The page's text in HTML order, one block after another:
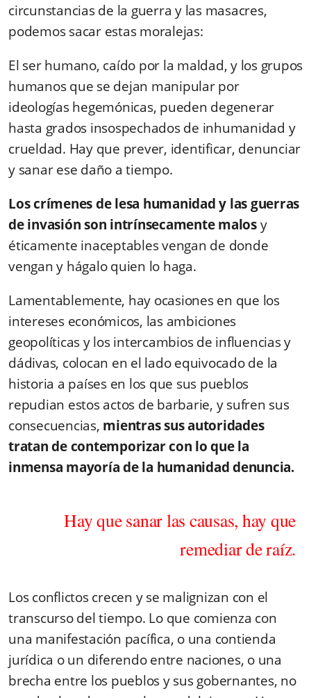
circunstancias de la guerra y las masacres,
podemos sacar estas moralejas:
El ser humano, caído por la maldad, y los grupos
humanos que se dejan manipular por
ideologías hegemónicas, pueden degenerar
hasta grados insospechados de inhumanidad y
crueldad. Hay que prever, identificar, denunciar
y sanar ese daño a tiempo.
Los crímenes de lesa humanidad y las guerras
de invasión son intrínsecamente malosy
éticamente inaceptables vengan de donde
vengan y hágalo quien lo haga.
Lamentablemente, hay ocasiones en que los
intereses económicos, las ambiciones
geopolíticas y los intercambios de influencias y
dádivas, colocan en el lado equivocado de la
historia a países en los que sus pueblos
repudian estos actos de barbarie, y sufren sus
consecuencias, mientras sus autoridades
tratan de contemporizar con lo que la
inmensa mayoría de la humanidad denuncia.
Hay que sanar las causas, hay que
remediar de raíz.
Los conflictos crecen y se malignizan con el
transcurso del tiempo. Lo que comienza con
una manifestación pacífica, o una contienda
jurídica o un diferendo entre naciones, o una
brecha entre los pueblos y sus gobernantes, no